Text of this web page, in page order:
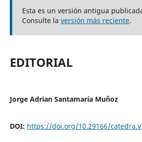
Esta es un versión antigua
Consulte la versión más reciente.
EDITORIAL
Jorge Adrian Santamaría Muñoz
DOI: https://doi.org/10.29166/